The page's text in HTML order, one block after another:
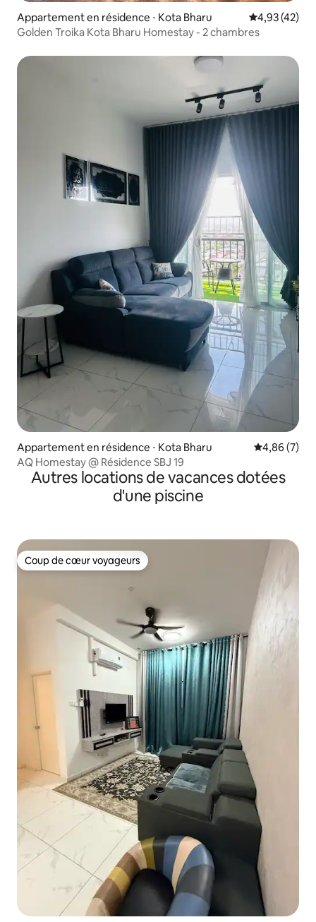
Appartement en résidence ⋅ Kota Bharu Évaluation
4,93 (42)
Golden Troika Kota Bharu Homestay - 2 chambres
Appartement en résidence ⋅ Kota Bharu Évaluation
4,86 (7)
AQ Homestay @ Résidence SBJ 19
Autres locations de vacances dotées
d'une piscine
Coup de cœur voyageurs
Coup de cœur voyageurs